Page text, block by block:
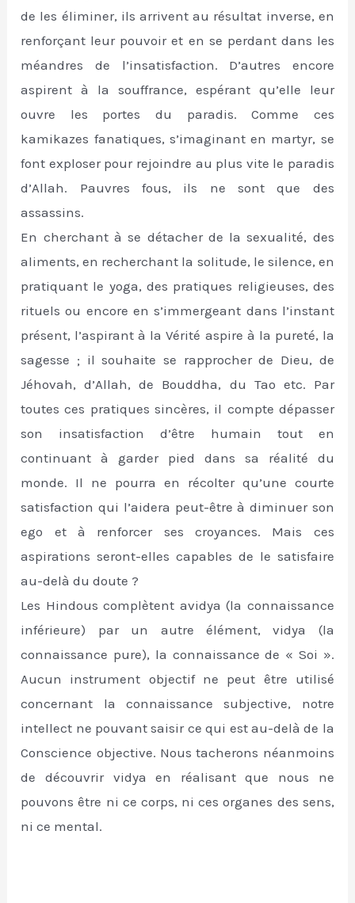
de les éliminer, ils arrivent au résultat inverse, en
renforçant leur pouvoir et en se perdant dans les
méandres de l’insatisfaction. D’autres encore
aspirent à la souffrance, espérant qu’elle leur
ouvre les portes du paradis. Comme ces
kamikazes fanatiques, s’imaginant en martyr, se
font exploser pour rejoindre au plus vite le paradis
d’Allah. Pauvres fous, ils ne sont que des
assassins.
En cherchant à se détacher de la sexualité, des
aliments, en recherchant la solitude, le silence, en
pratiquant le yoga, des pratiques religieuses, des
rituels ou encore en s’immergeant dans l’instant
présent, l’aspirant à la Vérité aspire à la pureté, la
sagesse ; il souhaite se rapprocher de Dieu, de
Jéhovah, d’Allah, de Bouddha, du Tao etc. Par
toutes ces pratiques sincères, il compte dépasser
son insatisfaction d’être humain tout en
continuant à garder pied dans sa réalité du
monde. Il ne pourra en récolter qu’une courte
satisfaction qui l’aidera peut-être à diminuer son
ego et à renforcer ses croyances. Mais ces
aspirations seront-elles capables de le satisfaire
au-delà du doute ?
Les Hindous complètent avidya (la connaissance
inférieure) par un autre élément, vidya (la
connaissance pure), la connaissance de « Soi ».
Aucun instrument objectif ne peut être utilisé
concernant la connaissance subjective, notre
intellect ne pouvant saisir ce qui est au-delà de la
Conscience objective. Nous tacherons néanmoins
de découvrir vidya en réalisant que nous ne
pouvons être ni ce corps, ni ces organes des sens,
ni ce mental.